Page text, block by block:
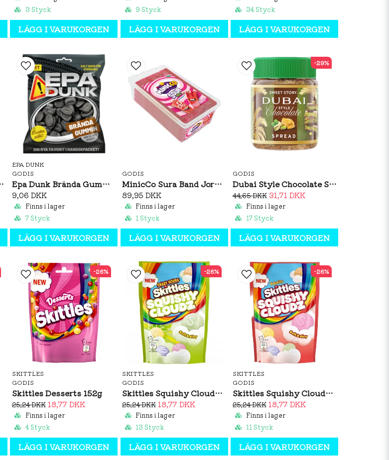
3 Styck
LÄGG I VARUKORGEN
9 Styck
LÄGG I VARUKORGEN
34 Styck
LÄGG I VARUKORGEN
80g
EPA DUNK
GODIS
Epa Dunk Brända Gummin 80g
9,06 DKK
Finns i lager
7 Styck
LÄGG I VARUKORGEN
GODIS
MinicCo Sura Band Jordgubb 1,5kg
89,95 DKK
Finns i lager
1 Styck
LÄGG I VARUKORGEN
GODIS
Dubai Style Chocolate Spread 150g
44,65 DKK 31,71 DKK
Finns i lager
17 Styck
LÄGG I VARUKORGEN
-29%
SKITTLES
GODIS
Skittles Desserts 152g
25,24 DKK 18,77 DKK
Finns i lager
4 Styck
LÄGG I VARUKORGEN
-26%
SKITTLES
GODIS
Skittles Squishy Cloudz Sour 94g
25,24 DKK 18,77 DKK
Finns i lager
13 Styck
LÄGG I VARUKORGEN
-26%
SKITTLES
GODIS
Skittles Squishy Clouds 94g
25,24 DKK 18,77 DKK
Finns i lager
11 Styck
LÄGG I VARUKORGEN
-26%